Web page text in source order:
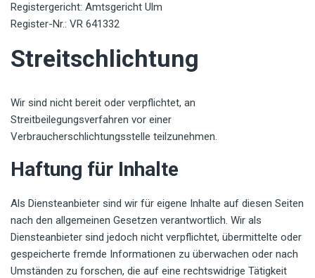
Registergericht: Amtsgericht Ulm
Register-Nr.: VR 641332
Streitschlichtung
Wir sind nicht bereit oder verpflichtet, an
Streitbeilegungsverfahren vor einer
Verbraucherschlichtungsstelle teilzunehmen.
Haftung für Inhalte
Als Diensteanbieter sind wir für eigene Inhalte auf diesen Seiten
nach den allgemeinen Gesetzen verantwortlich. Wir als
Diensteanbieter sind jedoch nicht verpflichtet, übermittelte oder
gespeicherte fremde Informationen zu überwachen oder nach
Umständen zu forschen, die auf eine rechtswidrige Tätigkeit